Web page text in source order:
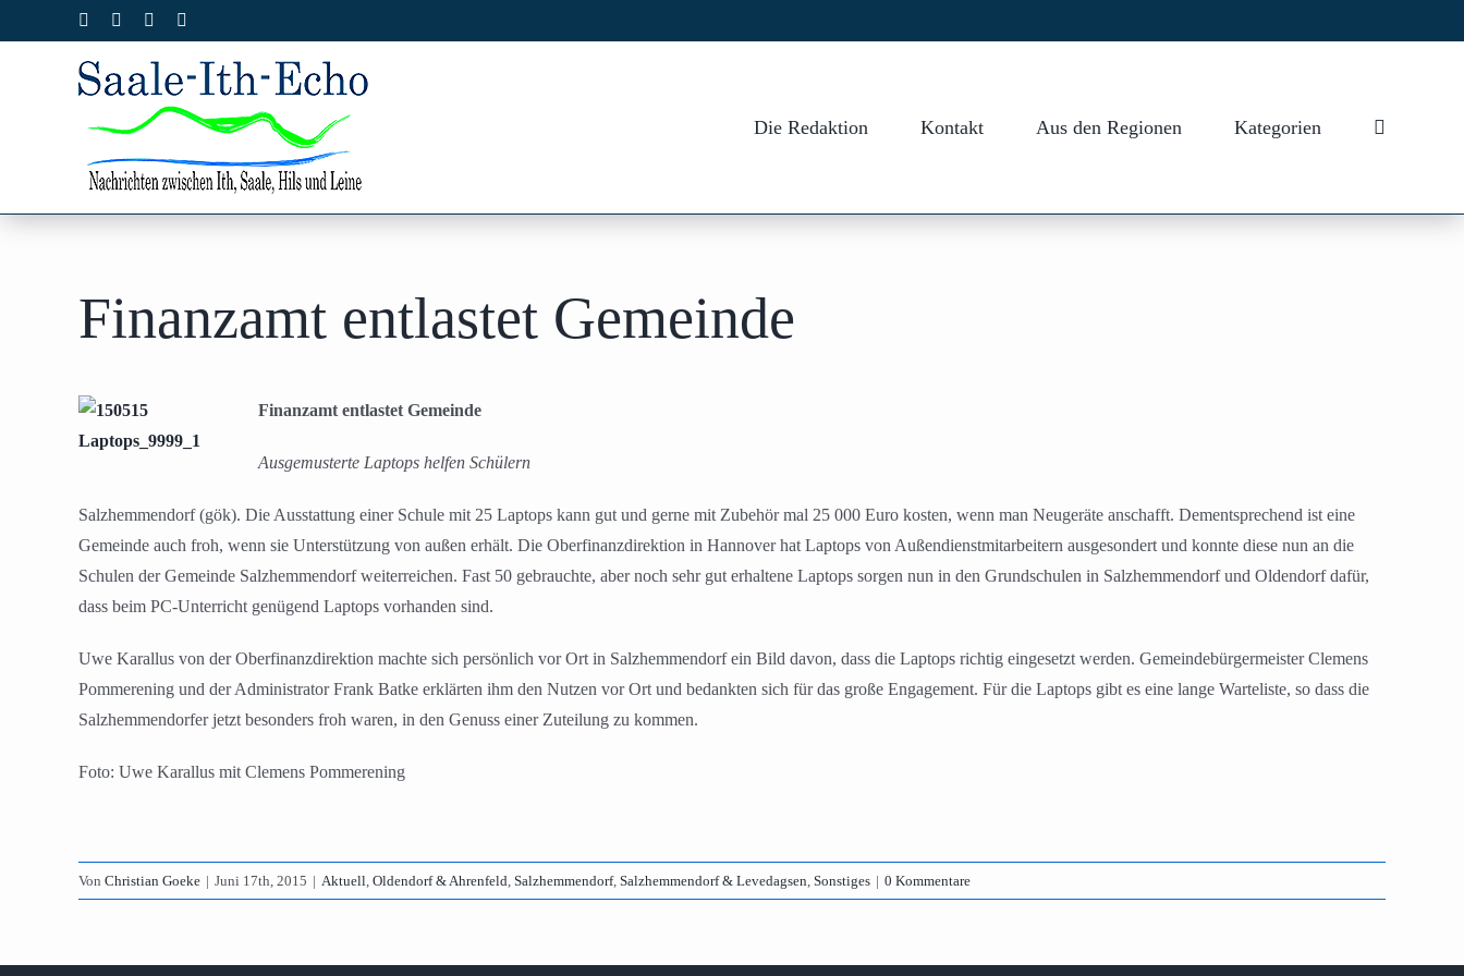
Inhalt
Facebook Instagram
Die Redaktion Kontakt Aus den Regionen Kategorien
Finanzamt entlastet Gemeinde
Finanzamt entlastet Gemeinde
Ausgemusterte Laptops helfen Schülern
Salzhemmendorf (gök). Die Ausstattung einer Schule mit 25 Laptops kann gut und gerne mit Zubehör mal 25 000 Euro kosten, wenn man Neugeräte anschafft. Dementsprechend ist eine
Gemeinde auch froh, wenn sie Unterstützung von außen erhält. Die Oberfinanzdirektion in Hannover hat Laptops von Außendienstmitarbeitern ausgesondert und konnte diese nun an die
Schulen der Gemeinde Salzhemmendorf weiterreichen. Fast 50 gebrauchte, aber noch sehr gut erhaltene Laptops sorgen nun in den Grundschulen in Salzhemmendorf und Oldendorf dafür,
dass beim PC-Unterricht genügend Laptops vorhanden sind.
Uwe Karallus von der Oberfinanzdirektion machte sich persönlich vor Ort in Salzhemmendorf ein Bild davon, dass die Laptops richtig eingesetzt werden. Gemeindebürgermeister Clemens
Pommerening und der Administrator Frank Batke erklärten ihm den Nutzen vor Ort und bedankten sich für das große Engagement. Für die Laptops gibt es eine lange Warteliste, so dass die
Salzhemmendorfer jetzt besonders froh waren, in den Genuss einer Zuteilung zu kommen.
Foto: Uwe Karallus mit Clemens Pommerening
Von Christian Goeke | Juni 17th, 2015 | Aktuell, Oldendorf & Ahrenfeld, Salzhemmendorf, Salzhemmendorf & Levedagsen, Sonstiges | 0 Kommentare